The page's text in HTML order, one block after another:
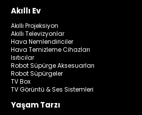
Akıllı Ev
Akıllı Projeksiyon
Akıllı Televizyonlar
Hava Nemlendiriciler
Hava Temizleme Cihazları
Isıtıcılar
Robot Süpürge Aksesuarları
Robot Süpürgeler
TV Box
TV Görüntü & Ses Sistemleri
Yaşam Tarzı